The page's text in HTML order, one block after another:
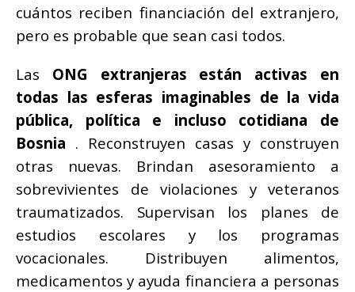
cuántos reciben financiación del extranjero,
pero es probable que sean casi todos.
Las ONG extranjeras están activas en
todas las esferas imaginables de la vida
pública, política e incluso cotidiana de
Bosnia . Reconstruyen casas y construyen
otras nuevas. Brindan asesoramiento a
sobrevivientes de violaciones y veteranos
traumatizados. Supervisan los planes de
estudios escolares y los programas
vocacionales. Distribuyen alimentos,
medicamentos y ayuda financiera a personas